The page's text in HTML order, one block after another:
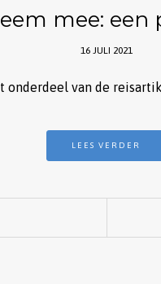
mee: een
16 JULI 2021
onderdeel van de
LEES VERDER